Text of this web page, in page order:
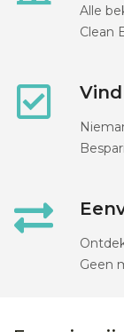
Alle
Clean
Geen